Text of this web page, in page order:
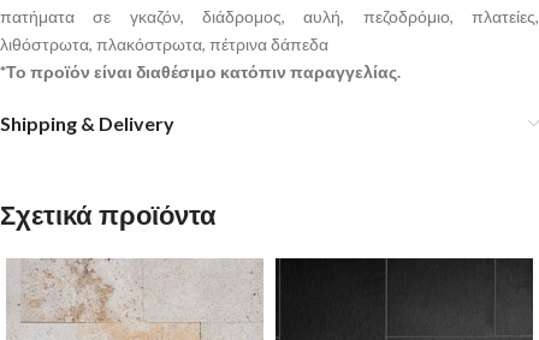
πατήματα σε γκαζόν, διάδρομος, αυλή, πεζοδρόμιο, πλατείες,
λιθόστρωτα, πλακόστρωτα, πέτρινα δάπεδα
*Το προϊόν είναι διαθέσιμο κατόπιν παραγγελίας.
Shipping & Delivery
Σχετικά προϊόντα